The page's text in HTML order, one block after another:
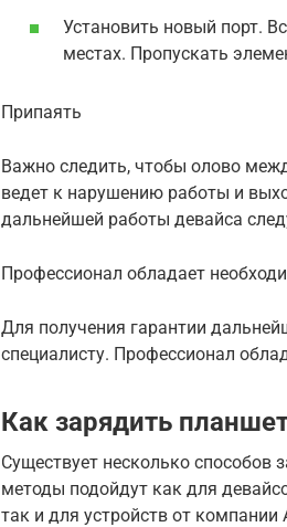
Установить новый порт.
местах. Пропускать
Припаять
Важно следить, чтобы олово
ведет к нарушению работы и
дальнейшей работы девайса
Профессионал обладает
Для получения гарантии
специалисту. Профессионал
Как зарядить
Существует несколько способов
методы подойдут как для
так и для устройств от компании